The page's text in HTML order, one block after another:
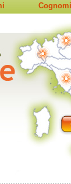
Cognomi